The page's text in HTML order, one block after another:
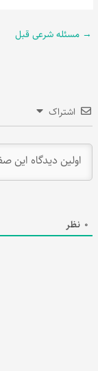
→ مسئله شرعی قبل
اشتراک
0 نظر